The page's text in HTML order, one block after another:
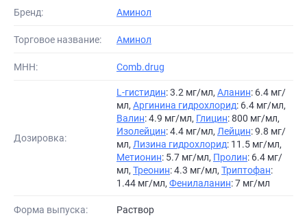
Бренд: Аминол
Торговое название: Аминол
МНН: Comb.drug
Дозировка:
L-гистидин: 3.2 мг/мл, Аланин: 6.4 мг/
мл, Аргинина гидрохлорид: 6.4 мг/мл,
Валин: 4.9 мг/мл, Глицин: 800 мг/мл,
Изолейцин: 4.4 мг/мл, Лейцин: 9.8 мг/
мл, Лизина гидрохлорид: 11.5 мг/мл,
Метионин: 5.7 мг/мл, Пролин: 6.4 мг/
мл, Треонин: 4.3 мг/мл, Триптофан:
1.44 мг/мл, Фенилаланин: 7 мг/мл
Форма выпуска: Раствор